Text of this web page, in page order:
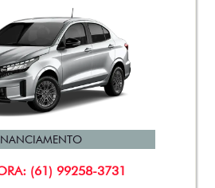
(61) 99258-3731